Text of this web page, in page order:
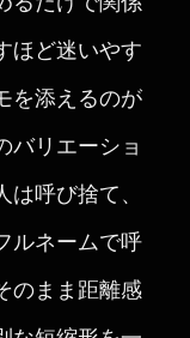
ほど迷いやす
を添えるのが
バリエーショ
呼び捨て、
ルネームで呼
のまま距離感